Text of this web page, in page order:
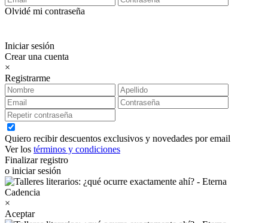
Olvidé mi contraseña
Iniciar sesión
Crear una cuenta
×
Registrarme
Quiero recibir descuentos exclusivos y novedades por email
Ver los términos y condiciones
Finalizar registro
o iniciar sesión
×
Aceptar